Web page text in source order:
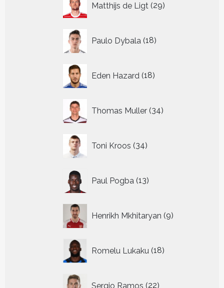
Matthijs de Ligt 29
producten
Paulo Dybala 18
producten
Eden Hazard 18
producten
Thomas Muller 34
producten
Toni Kroos 34
producten
Paul Pogba 13
producten
Henrikh Mkhitaryan 9
producten
Romelu Lukaku 18
producten
Sergio Ramos 22